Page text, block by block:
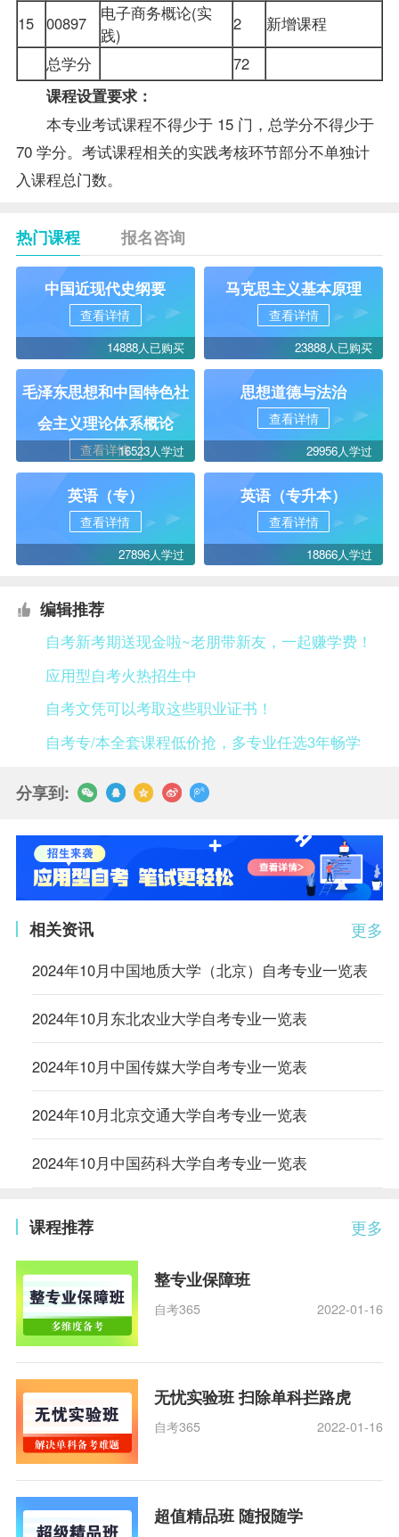
15 00897
电子商务概论(实
践)
2
新增课程
总学分
72
课程设置要求：
本专业考试课程不得少于 15 门，总学分不得少于
70 学分。考试课程相关的实践考核环节部分不单独计
入课程总门数。
热门课程 报名咨询
中国近现代史纲要
查看详情
14888人已购买
马克思主义基本原理
查看详情
23888人已购买
毛泽东思想和中国特色社
会主义理论体系概论
查看详情16523人学过
思想道德与法治
查看详情
29956人学过
英语（专）
查看详情
27896人学过
英语（专升本）
查看详情
18866人学过
编辑推荐
自考新考期送现金啦~老朋带新友，一起赚学费！
应用型自考火热招生中
自考文凭可以考取这些职业证书！
自考专/本全套课程低价抢，多专业任选3年畅学
分享到:
更多
相关资讯
2024年10月中国地质大学（北京）自考专业一览表
2024年10月东北农业大学自考专业一览表
2024年10月中国传媒大学自考专业一览表
2024年10月北京交通大学自考专业一览表
2024年10月中国药科大学自考专业一览表
更多
课程推荐
整专业保障班
自考365 2022-01-16
无忧实验班 扫除单科拦路虎
自考365 2022-01-16
超值精品班 随报随学